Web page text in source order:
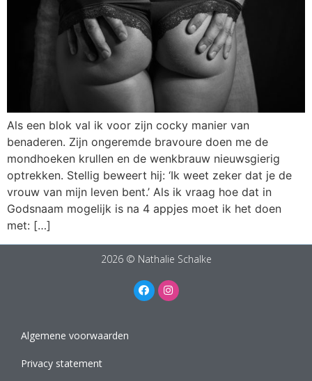
Als een blok val ik voor zijn cocky manier van
benaderen. Zijn ongeremde bravoure doen me de
mondhoeken krullen en de wenkbrauw nieuwsgierig
optrekken. Stellig beweert hij: ‘Ik weet zeker dat je de
vrouw van mijn leven bent.’ Als ik vraag hoe dat in
Godsnaam mogelijk is na 4 appjes moet ik het doen
met: […]
2026 © Nathalie Schalke
Algemene voorwaarden
Privacy statement